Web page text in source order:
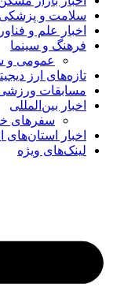
سلامت و پزشکی
اخبار علم و
فرهنگ و سینما
عمومی و
تازه‌های ارز
مسابقات
اخبار بین‌المللی
سفرهای
اخبار استان‌های
لینک‌های ویژه